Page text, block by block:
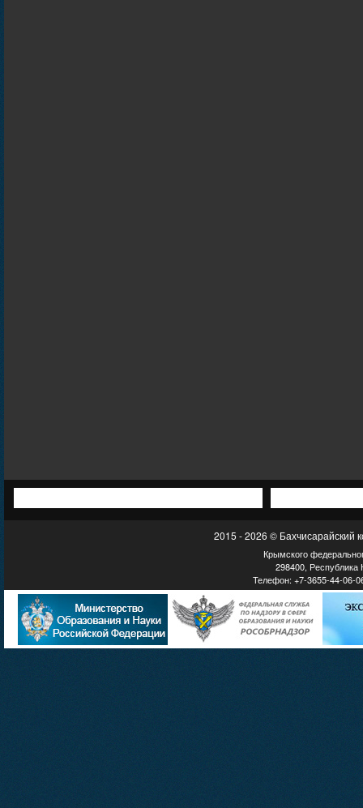
2015 - 2026 © Бахчисарайский
Крымского
298400, Республика
Телефон: +7-3655-44-06-